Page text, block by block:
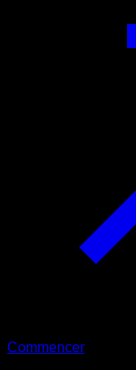
Commencer